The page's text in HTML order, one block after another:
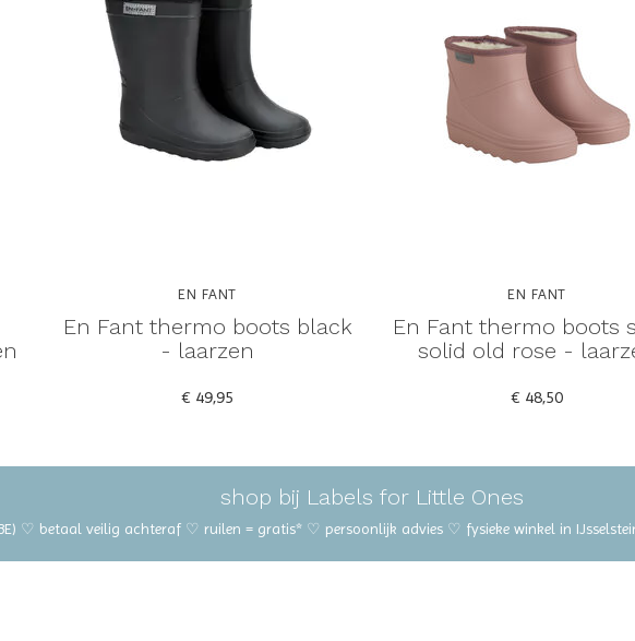
EN FANT
En Fant thermo boots black
- laarzen
€ 49,95
EN FANT
En Fant thermo boots
solid old rose -
€ 48,50
shop bij Labels for Little Ones
BE) ♡ betaal veilig achteraf ♡ ruilen = gratis* ♡ persoonlijk advies ♡ fysieke winkel in